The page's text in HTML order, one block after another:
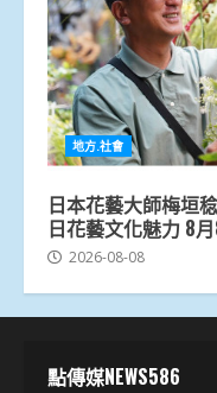
地方.社會
日本花藝大師梅垣
日花藝文化魅力 8
2026-08-08
點傳媒NEWS586